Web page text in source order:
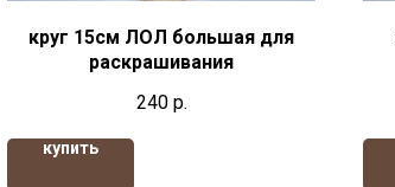
круг 15см ЛОЛ большая для
раскрашивания
240 р.
купить